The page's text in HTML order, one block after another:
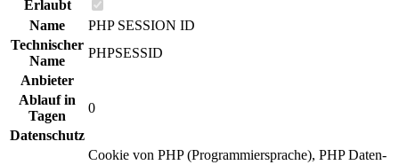
Erlaubt
Name
PHP SESSION ID
Technischer
Name
PHPSESSID
Anbieter
Ablauf in
Tagen
0
Datenschutz
Cookie von PHP (Programmiersprache), PHP Daten-